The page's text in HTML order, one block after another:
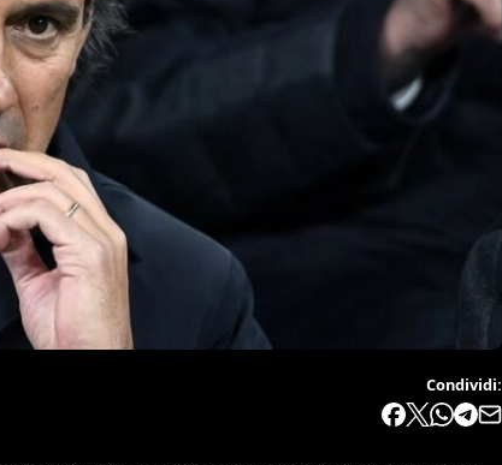
Condividi: